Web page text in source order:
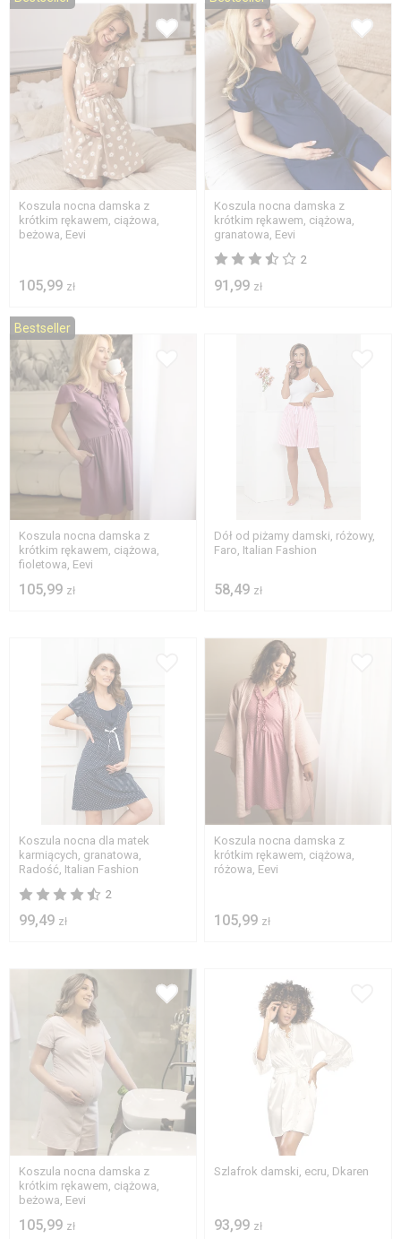
L 2XL
Koszula nocna damska z
krótkim rękawem, ciążowa,
beżowa, Eevi
105,99 zł
S M L
XL
2XL
Koszula nocna damska z
krótkim rękawem, ciążowa,
granatowa, Eevi
2
91,99 zł
Bestseller
L
Koszula nocna damska z
krótkim rękawem, ciążowa,
fioletowa, Eevi
105,99 zł
L XL
Dół od piżamy damski, różowy,
Faro, Italian Fashion
58,49 zł
M L
2XL
Koszula nocna dla matek
karmiących, granatowa,
Radość, Italian Fashion
2
99,49 zł
L
2XL
Koszula nocna damska z
krótkim rękawem, ciążowa,
różowa, Eevi
105,99 zł
M L
XL
2XL
Koszula nocna damska z
krótkim rękawem, ciążowa,
beżowa, Eevi
105,99 zł
M
Szlafrok damski, ecru, Dkaren
93,99 zł